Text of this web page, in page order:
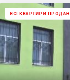
ВСІ КВАРТИРИ ПРОДАНІ